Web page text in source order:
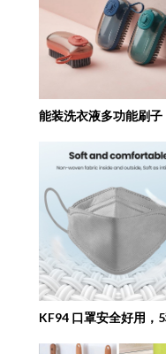
能装洗衣液多功能刷子
KF94 口罩安全好用，5